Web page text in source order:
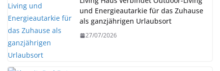
und Energieautarkie für das Zuhause
als ganzjährigen Urlaubsort
27/07/2026